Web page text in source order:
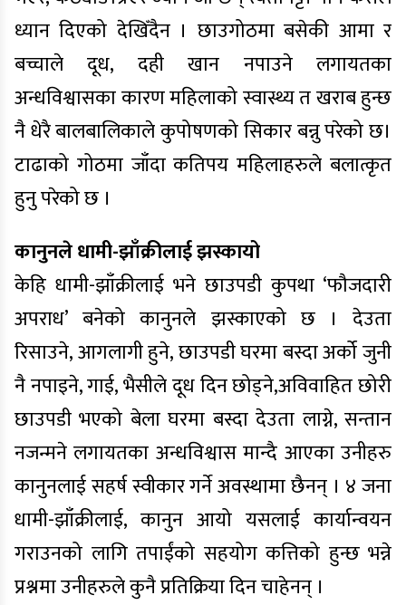
ध्यान दिएको देखिँदैन । छाउगोठमा बसेकी आमा र
बच्चाले दूध, दही खान नपाउने लगायतका
अन्धविश्वासका कारण महिलाको स्वास्थ्य त खराब हुन्छ
नै धेरै बालबालिकाले कुपोषणको सिकार बन्नु परेको छ।
टाढाको गोठमा जाँदा कतिपय महिलाहरुले बलात्कृत
हुनु परेको छ ।
कानुनले धामी-झाँक्रीलाई झस्कायो
केहि धामी-झाँक्रीलाई भने छाउपडी कुपथा ‘फौजदारी
अपराध’ बनेको कानुनले झस्काएको छ । देउता
रिसाउने, आगलागी हुने, छाउपडी घरमा बस्दा अर्को जुनी
नै नपाइने, गाई, भैसीले दूध दिन छोड्ने,अविवाहित छोरी
छाउपडी भएको बेला घरमा बस्दा देउता लाग्ने, सन्तान
नजन्मने लगायतका अन्धविश्वास मान्दै आएका उनीहरु
कानुनलाई सहर्ष स्वीकार गर्ने अवस्थामा छैनन् । ४ जना
धामी-झाँक्रीलाई, कानुन आयो यसलाई कार्यान्वयन
गराउनको लागि तपाईंको सहयोग कत्तिको हुन्छ भन्ने
प्रश्नमा उनीहरुले कुनै प्रतिक्रिया दिन चाहेनन् ।